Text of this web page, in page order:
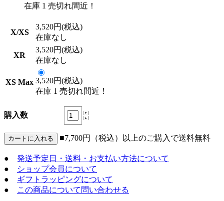
在庫 1 売切れ間近！
X/XS
3,520円(税込)
在庫なし
XR
3,520円(税込)
在庫なし
XS Max 3,520円(税込)
在庫 1 売切れ間近！
購入数
■7,700円（税込）以上のご購入で送料無料
● 発送予定日・送料・お支払い方法について
●
ショップ会員について
● ギフトラッピングについて
●
この商品について問い合わせる